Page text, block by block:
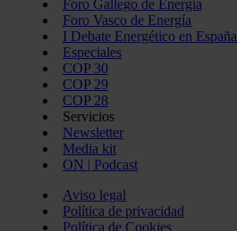
Foro Gallego de Energía
Foro Vasco de Energía
I Debate Energético en España
Especiales
COP 30
COP 29
COP 28
Servicios
Newsletter
Media kit
ON | Podcast
Aviso legal
Política de privacidad
Política de Cookies